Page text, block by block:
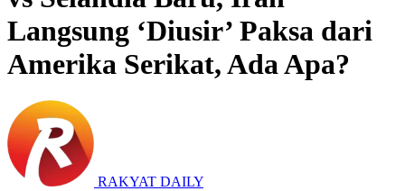
Langsung ‘Diusir’ Paksa dari
Amerika Serikat, Ada Apa?
RAKYAT DAILY